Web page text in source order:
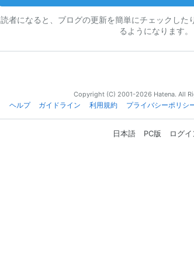
読者になると、ブログの更新を簡単にチェックした
るようになります。
Copyright (C) 2001-2026 Hatena. All
ヘルプ
ガイドライン 利用規約 プライバシーポリシ
日本語 PC版 ログイ